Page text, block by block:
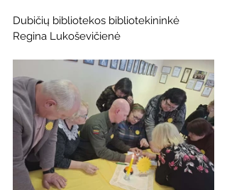
Dubičių bibliotekos bibliotekininkė
Regina Lukoševičienė